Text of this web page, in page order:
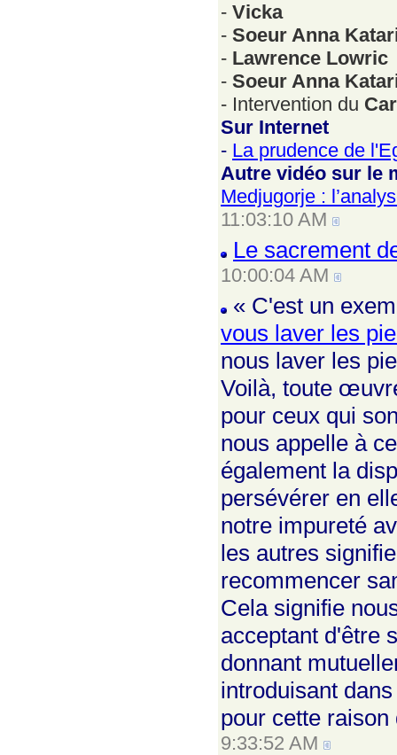
- Vicka
- Soeur Anna
- Lawrence Lowric
- Soeur Anna
- Intervention du
Sur Internet
- La prudence de
Autre vidéo sur le
Medjugorje :
11:03:10 AM
Le sacrement
10:00:04 AM
« C'est un
vous laver les
nous laver les
Voilà, toute
pour ceux qui
nous appelle à
également la
persévérer en
notre impureté
les autres
recommencer
Cela signifie
acceptant d'être
donnant
introduisant
pour cette
9:33:52 AM